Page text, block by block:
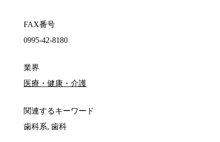
FAX番号
0995-42-8180
業界
医療・健康・介護
関連するキーワード
歯科系, 歯科